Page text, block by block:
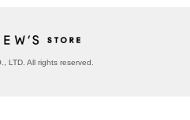
LTD. All rights reserved.